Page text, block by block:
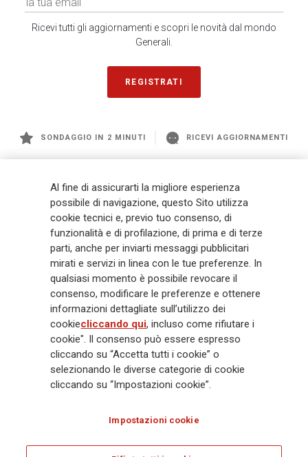
Ricevi tutti gli aggiornamenti e scopri le novità dal mondo
Generali.
REGISTRATI
SONDAGGIO IN 2 MINUTI RICEVI AGGIORNAMENTI
management a livello globale, con premi complessivi pari a € 98,1
miliardi e € 900 miliardi di AUM nel 2025. Fondato nel 1831, con oltre 88
mila dipendenti e 163 mila agenti che servono 75 milioni di clienti, il
Gruppo ha una posizione di leadership in Europa e una presenza
crescente in Asia e America. Al centro della strategia di Generali c'è il suo
impegno Lifetime Partner verso i clienti, realizzato attraverso soluzioni
innovative e personalizzate, un'esperienza cliente di prima classe e le sue
capacità di distribuzione globale digitalizzata. Il Gruppo ha
completamente integrato la sostenibilità in tutte le scelte strategiche, con
l'obiettivo di creare valore per tutti gli stakeholder mentre costruisce una
società più equa e resiliente.
Legal Info Cookie Policy Privacy & GDPR
Al fine di assicurarti la migliore esperienza
possibile di navigazione, questo Sito utilizza
cookie tecnici e, previo tuo consenso, di
funzionalità e di profilazione, di prima e di terze
parti, anche per inviarti messaggi pubblicitari
mirati e servizi in linea con le tue preferenze. In
qualsiasi momento è possibile revocare il
consenso, modificare le preferenze e ottenere
informazioni dettagliate sull’utilizzo dei
cookiecliccando qui, incluso come rifiutare i
cookie". Il consenso può essere espresso
cliccando su “Accetta tutti i cookie” o
selezionando le diverse categorie di cookie
cliccando su “Impostazioni cookie”.
Impostazioni cookie